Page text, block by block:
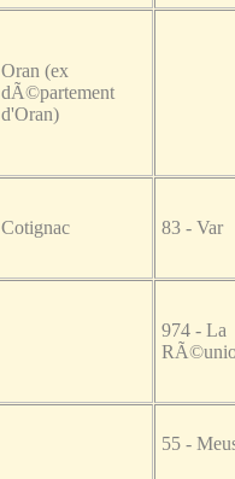
Oran (ex
dÃ©partement
d'Oran)
Cotignac 83 - Var
974 - La
55 -